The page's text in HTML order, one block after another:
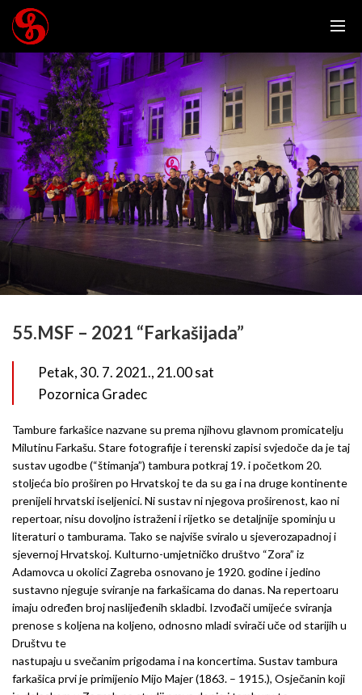
55.MSF – 2021 “Farkašijada”
Petak, 30. 7. 2021., 21.00 sat
Pozornica Gradec
Tambure farkašice nazvane su prema njihovu glavnom promicatelju
Milutinu Farkašu. Stare fotografije i terenski zapisi svjedoče da je taj
sustav ugodbe (“štimanja”) tambura potkraj 19. i početkom 20.
stoljeća bio proširen po Hrvatskoj te da su ga i na druge kontinente
prenijeli hrvatski iseljenici. Ni sustav ni njegova proširenost, kao ni
repertoar, nisu dovoljno istraženi i rijetko se detaljnije spominju u
literaturi o tamburama. Tako se najviše sviralo u sjeverozapadnoj i
sjevernoj Hrvatskoj. Kulturno-umjetničko društvo “Zora” iz
Adamovca u okolici Zagreba osnovano je 1920. godine i jedino
sustavno njeguje sviranje na farkašicama do danas. Na repertoaru
imaju određen broj naslijeđenih skladbi. Izvođači umijeće sviranja
prenose s koljena na koljeno, odnosno mladi svirači uče od starijih u
Društvu te
nastupaju u svečanim prigodama i na koncertima. Sustav tambura
farkašica prvi je primijenio Mijo Majer (1863. – 1915.), Osječanin koji